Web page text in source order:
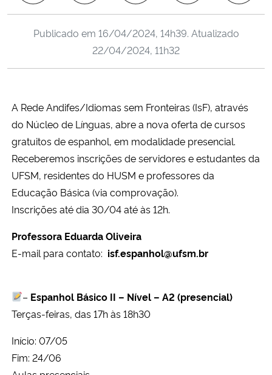
Ministério da Saúde
Ministério de Minas e Energia
Ministério da Ciência, Tecnologia, Inovações e Comunicações
Ministério do Meio Ambiente
Ministério do Desenvolvimento Regional
Controladoria-Geral da União
Ministério da Mulher, da Família e dos Direitos Humanos
Secretaria de Governo
Advocacia-Geral da União
Publicado em 16/04/2024, 14h39. Atualizado
22/04/2024, 11h32
A Rede Andifes/Idiomas sem Fronteiras (IsF), através
do Núcleo de Línguas, abre a nova oferta de cursos
gratuitos de espanhol, em modalidade presencial.
Receberemos inscrições de servidores e estudantes da
UFSM, residentes do HUSM e professores da
Educação Básica (via comprovação).
Inscrições até dia 30/04 até às 12h.
Professora Eduarda Oliveira
E-mail para contato: isf.espanhol@ufsm.br
– Espanhol Básico II – Nível – A2 (presencial)
Terças-feiras, das 17h às 18h30
Início: 07/05
Fim: 24/06